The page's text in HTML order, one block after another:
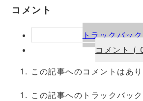
コメント
トラックバッ
コメント (
この記事へのコメントはあり
この記事へのトラックバック